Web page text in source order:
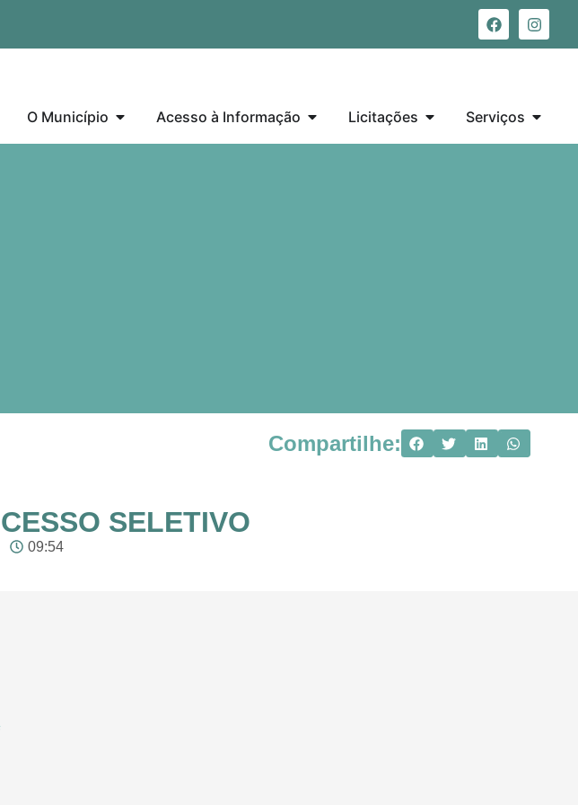
O Município Acesso à Informação Licitações Serviços
Compartilhe:
SELETIVO
09:54